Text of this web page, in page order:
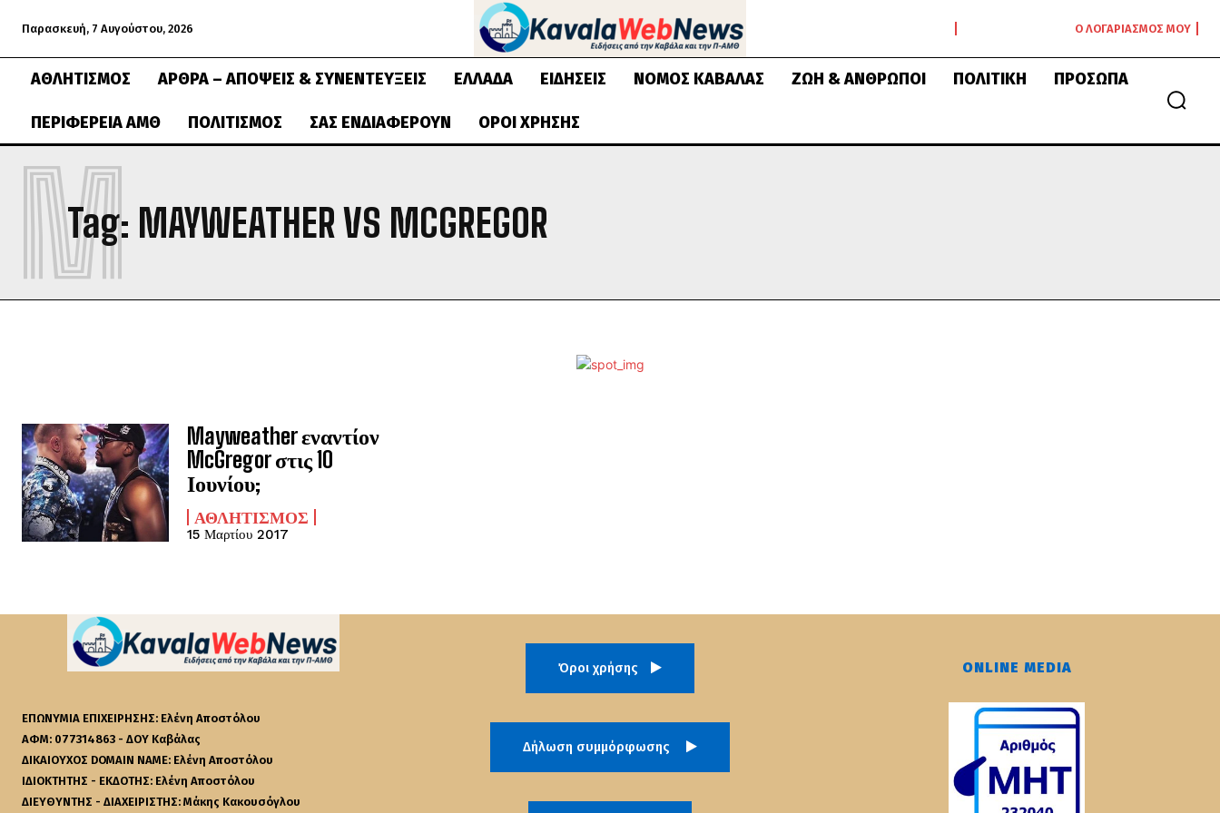
Παρασκευή, 7 Αυγούστου, 2026 Ο ΛΟΓΑΡΙΑΣΜΌΣ ΜΟΥ
ΑΘΛΗΤΙΣΜΌΣ ΆΡΘΡΑ – ΑΠΌΨΕΙΣ & ΣΥΝΕΝΤΕΎΞΕΙΣ ΕΛΛΆΔΑ ΕΙΔΉΣΕΙΣ ΝΟΜΌΣ ΚΑΒΆΛΑΣ ΖΩΉ & ΆΝΘΡΩΠΟΙ ΠΟΛΙΤΙΚΉ ΠΡΌΣΩΠΑ
ΠΕΡΙΦΈΡΕΙΑ ΑΜΘ ΠΟΛΙΤΙΣΜΌΣ ΣΑΣ ΕΝΔΙΑΦΈΡΟΥΝ ΌΡΟΙ ΧΡΉΣΗΣ
Tag: MAYWEATHER VS MCGREGOR
M
Mayweather εναντίον
McGregor στις 10
Ιουνίου;
ΑΘΛΗΤΙΣΜΌΣ
15 Μαρτίου 2017
ΕΠΩΝΥΜΙΑ ΕΠΙΧΕΙΡΗΣΗΣ: Ελένη Αποστόλου
ΑΦΜ: 077314863 - ΔΟΥ Καβάλας
ΔΙΚΑΙΟΥΧΟΣ DOMAIN NAME: Ελένη Αποστόλου
ΙΔΙΟΚΤΗΤΗΣ - ΕΚΔΟΤΗΣ: Ελένη Αποστόλου
ΔΙΕΥΘΥΝΤΗΣ - ΔΙΑΧΕΙΡΙΣΤΗΣ: Μάκης Κακουσόγλου
Όροι χρήσης
Δήλωση συμμόρφωσης
ONLINE MEDIA